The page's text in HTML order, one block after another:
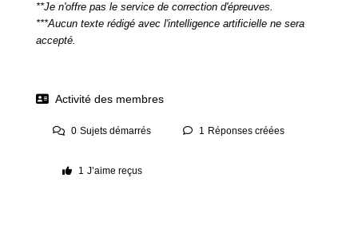
**Je n'offre pas le service de correction d'épreuves.
***Aucun texte rédigé avec l'intelligence artificielle ne sera
accepté.
Activité des membres
0 Sujets démarrés 1 Réponses créées
1 J’aime reçus